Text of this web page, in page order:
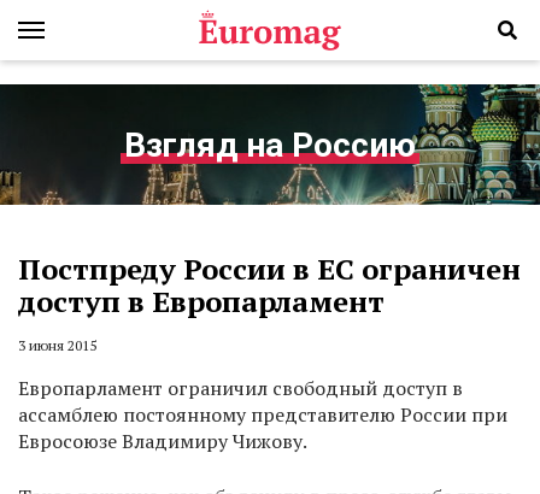
Взгляд на Россию
Постпреду России в ЕС ограничен
доступ в Европарламент
3 июня 2015
Европарламент ограничил свободный доступ в
ассамблею постоянному представителю России при
Евросоюзе Владимиру Чижову.